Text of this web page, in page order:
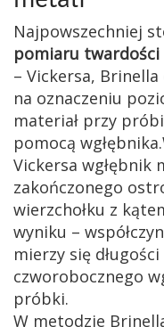
Najpowszechniej
pomiaru
– Vickersa,
na oznaczeniu
materiał przy
pomocą
Vickersa wgłębnik
zakończonego
wierzchołku z
wyniku –
mierzy się
czworobocznego
próbki.
W metodzie